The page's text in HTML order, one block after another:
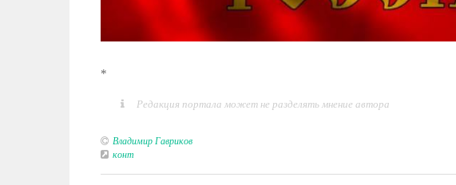
*
Редакция портала может не разделять мнение автора
Владимир Гавриков
конт